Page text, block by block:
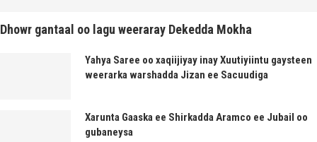
Dhowr gantaal oo lagu weeraray Dekedda Mokha
Yahya Saree oo xaqiijiyay inay Xuutiyiintu gaysteen
weerarka warshadda Jizan ee Sacuudiga
Xarunta Gaaska ee Shirkadda Aramco ee Jubail oo
gubaneysa